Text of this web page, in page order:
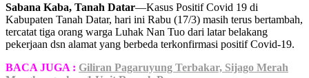
Sabana Kaba, Tanah Datar—Kasus Positif Covid 19 di
Kabupaten Tanah Datar, hari ini Rabu (17/3) masih terus bertambah,
tercatat tiga orang warga Luhak Nan Tuo dari latar belakang
pekerjaan dsn alamat yang berbeda terkonfirmasi positif Covid-19.
BACA JUGA : Giliran Pagaruyung Terbakar, Sijago Merah